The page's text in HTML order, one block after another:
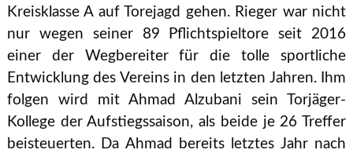
Kreisklasse A auf Torejagd gehen. Rieger war nicht
nur wegen seiner 89 Pflichtspieltore seit 2016
einer der Wegbereiter für die tolle sportliche
Entwicklung des Vereins in den letzten Jahren. Ihm
folgen wird mit Ahmad Alzubani sein Torjäger-
Kollege der Aufstiegssaison, als beide je 26 Treffer
beisteuerten. Da Ahmad bereits letztes Jahr nach